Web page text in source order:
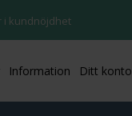
i kundnöjdhet
Information Ditt konto